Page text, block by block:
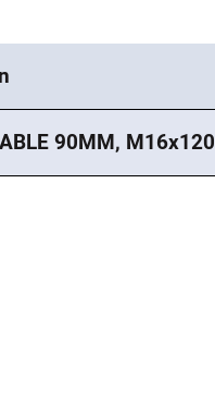
90MM, M16x120